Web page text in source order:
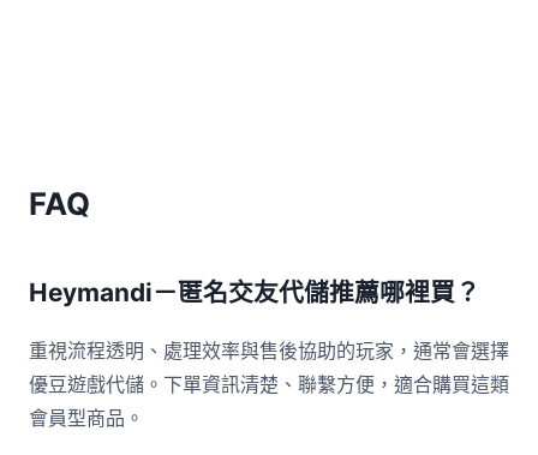
FAQ
Heymandi－匿名交友代儲推薦哪裡買？
重視流程透明、處理效率與售後協助的玩家，通常會選擇
優豆遊戲代儲。下單資訊清楚、聯繫方便，適合購買這類
會員型商品。